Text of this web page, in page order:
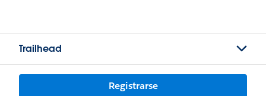
Trailhead
Registrarse